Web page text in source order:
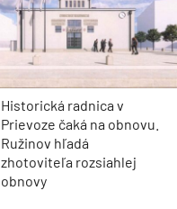
Historická radnica v
Prievoze čaká na obnovu.
Ružinov hľadá
zhotoviteľa rozsiahlej
obnovy